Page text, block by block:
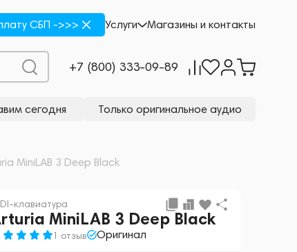
СБП ->>> Услуги Магазины и контакты
+7 (800) 333-09-89
сегодня Только оригинальное аудио
MiniLAB 3 Deep Black
клавиатура
MiniLAB 3 Deep Black
1 отзыв Оригинал
Купить Купить в 1 клик